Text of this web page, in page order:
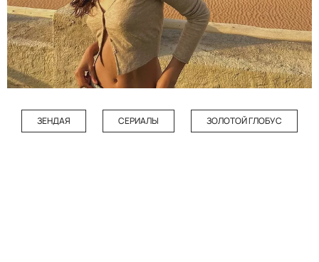
ЗЕНДАЯ СЕРИАЛЫ ЗОЛОТОЙ ГЛОБУС